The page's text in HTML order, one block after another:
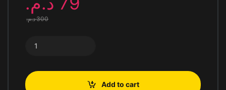
300د.م.
Add to cart